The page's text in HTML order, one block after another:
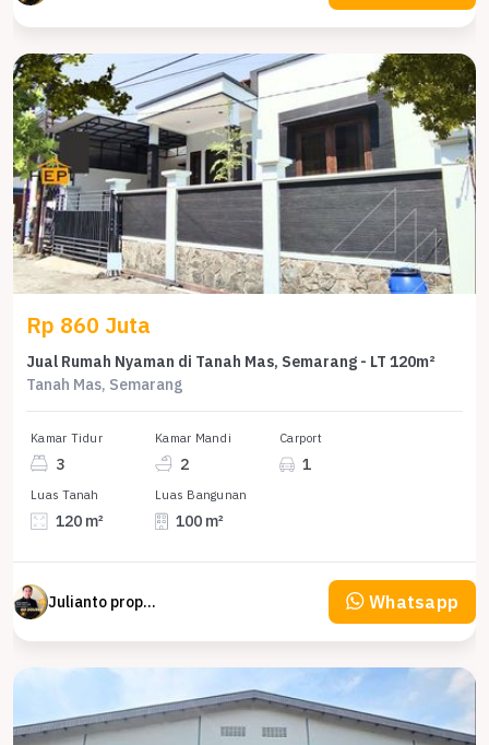
Rp 860 Juta
Jual Rumah Nyaman di Tanah Mas, Semarang - LT 120m²
Tanah Mas, Semarang
Kamar Tidur
3
Kamar Mandi
2
Carport
1
Luas Tanah
120 m²
Luas Bangunan
100 m²
Julianto property Julianto Whatsapp